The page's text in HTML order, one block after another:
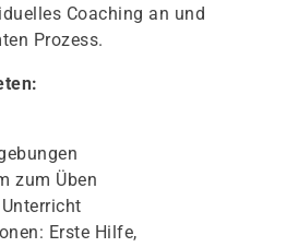
Coaching an und
Prozess.
zum Üben
Erste Hilfe,